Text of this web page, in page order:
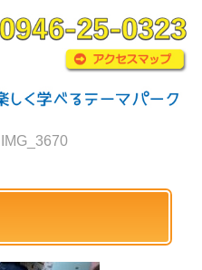
IMG_3670